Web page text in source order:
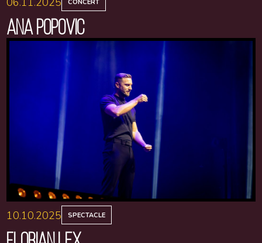
CONCERT
ANA POPOVIC
10.10.2025 SPECTACLE